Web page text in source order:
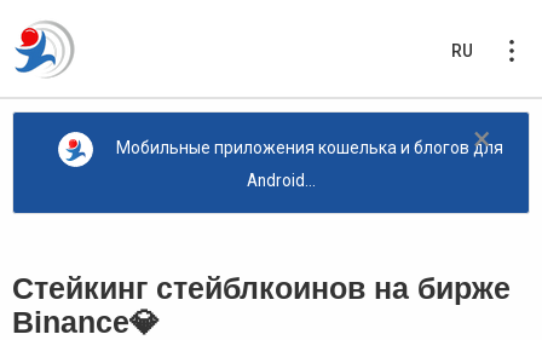
RU
×
Мобильные приложения кошелька и блогов для
Android...
Стейкинг стейблкоинов на бирже
Binance💎